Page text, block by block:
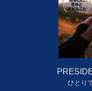
ひとり